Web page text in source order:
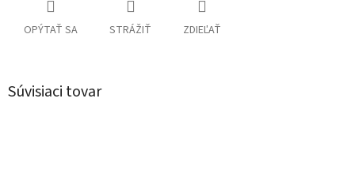
OPÝTAŤ SA STRÁŽIŤ ZDIEĽAŤ
Súvisiaci tovar